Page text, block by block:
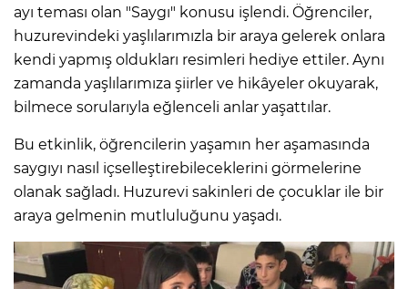
ayı teması olan "Saygı" konusu işlendi. Öğrenciler,
huzurevindeki yaşlılarımızla bir araya gelerek onlara
kendi yapmış oldukları resimleri hediye ettiler. Aynı
zamanda yaşlılarımıza şiirler ve hikâyeler okuyarak,
bilmece sorularıyla eğlenceli anlar yaşattılar.
Bu etkinlik, öğrencilerin yaşamın her aşamasında
saygıyı nasıl içselleştirebileceklerini görmelerine
olanak sağladı. Huzurevi sakinleri de çocuklar ile bir
araya gelmenin mutluluğunu yaşadı.